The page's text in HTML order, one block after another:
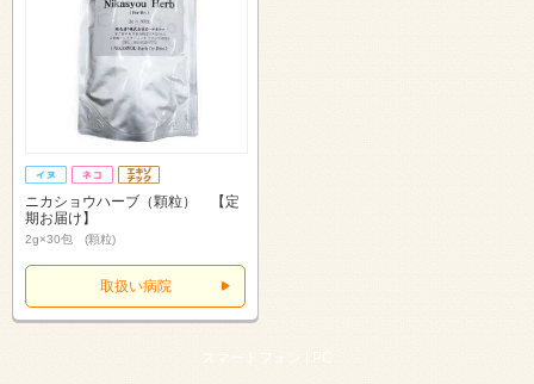
ニカショウハーブ（顆粒） 【定
期お届け】
2g×30包 (顆粒)
取扱い病院
スマートフォン |